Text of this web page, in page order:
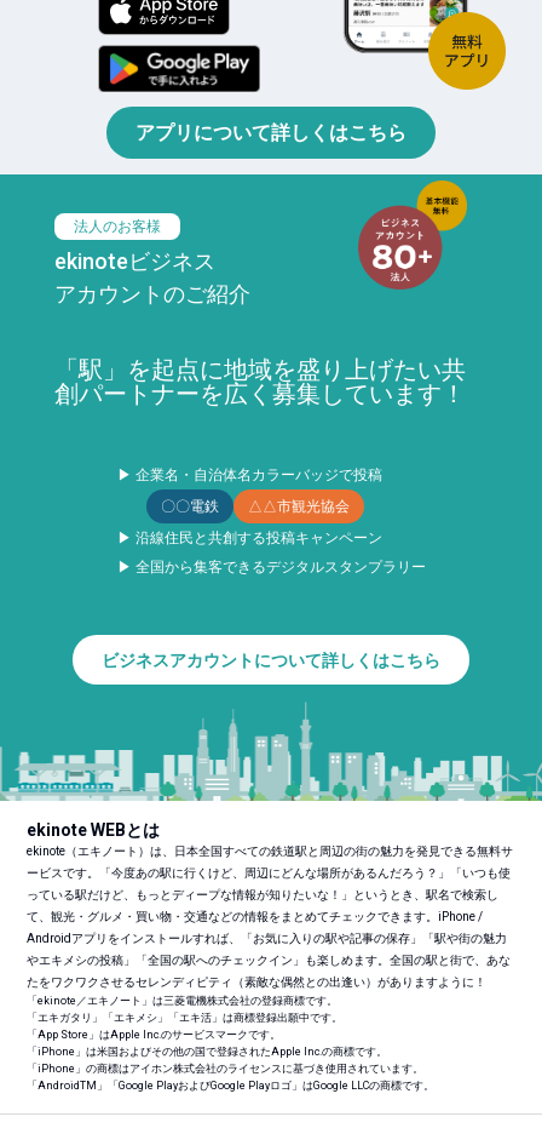
アプリについて詳しくはこちら
法人のお客様
ekinoteビジネス
アカウントのご紹介
「駅」を起点に地域を盛り上げたい共
創パートナーを広く募集しています！
▶ 企業名・自治体名カラーバッジで投稿
〇〇電鉄
△△市観光協会
▶ 沿線住民と共創する投稿キャンペーン
▶ 全国から集客できるデジタルスタンプラリー
ビジネスアカウントについて詳しくはこちら
ekinote WEBとは
ekinote（エキノート）は、日本全国すべての鉄道駅と周辺の街の魅力を発見できる無料サ
ービスです。「今度あの駅に行くけど、周辺にどんな場所があるんだろう？」「いつも使
っている駅だけど、もっとディープな情報が知りたいな！」というとき、駅名で検索し
て、観光・グルメ・買い物・交通などの情報をまとめてチェックできます。iPhone /
Androidアプリをインストールすれば、「お気に入りの駅や記事の保存」「駅や街の魅力
やエキメシの投稿」「全国の駅へのチェックイン」も楽しめます。全国の駅と街で、あな
たをワクワクさせるセレンディピティ（素敵な偶然との出逢い）がありますように！
「ekinote／エキノート」は三菱電機株式会社の登録商標です。
「エキガタリ」「エキメシ」「エキ活」は商標登録出願中です。
「App Store」はApple Inc.のサービスマークです。
「iPhone」は米国およびその他の国で登録されたApple Inc.の商標です。
「iPhone」の商標はアイホン株式会社のライセンスに基づき使用されています。
「AndroidTM 」「Google PlayおよびGoogle Playロゴ」はGoogle LLCの商標です。